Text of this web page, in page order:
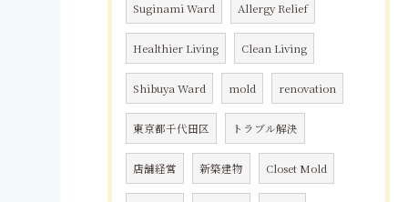
Suginami Ward Allergy Relief
Healthier Living Clean Living
Shibuya Ward mold renovation
東京都千代田区 トラブル解決
店舗経営 新築建物 Closet Mold